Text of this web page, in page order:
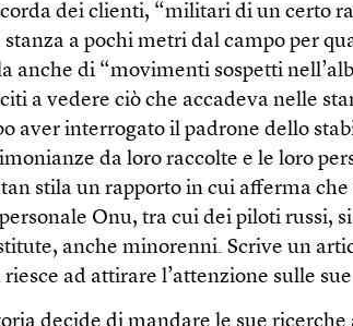
dei clienti, “militari di un certo
stanza a pochi metri dal campo per
anche di “movimenti sospetti
a vedere ciò che accadeva nelle
aver interrogato il padrone dello
da loro raccolte e le loro
stila un rapporto in cui afferma
Onu, tra cui dei piloti russi,
anche minorenni. Scrive un
riesce ad attirare l’attenzione sulle
decide di mandare le sue ricerche